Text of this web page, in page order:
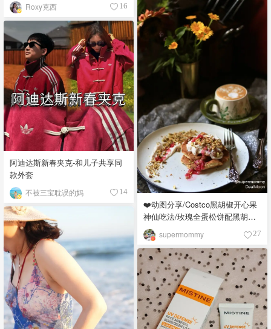
Roxy克西 16
❤️动图分享/Costco黑胡椒开心果
神仙吃法/玫瑰全蛋松饼配黑胡椒
开心果碎太惊艳😍
supermommy 27
阿迪达斯新春夹克-和儿子共享同
款外套
不被三宝耽误的妈 14